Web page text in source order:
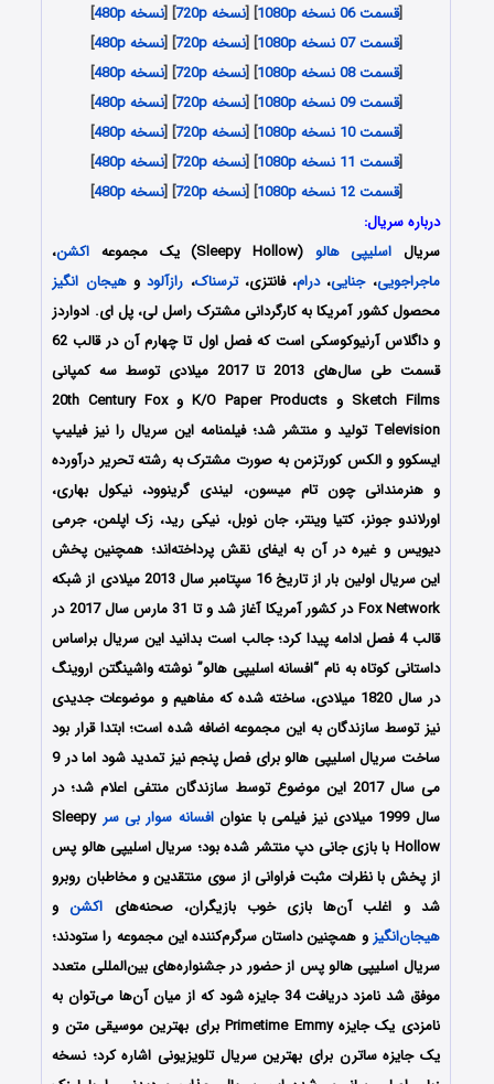
[قسمت 06 نسخه 1080p ] [نسخه 720p ] [نسخه 480p
]
[قسمت 07 نسخه 1080p ] [نسخه 720p ] [نسخه 480p
]
[قسمت 08 نسخه 1080p ] [نسخه 720p ] [نسخه 480p
]
[قسمت 09 نسخه 1080p ] [نسخه 720p ] [نسخه 480p
]
[قسمت 10 نسخه 1080p ] [نسخه 720p ] [نسخه 480p
]
[قسمت 11 نسخه 1080p ] [نسخه 720p ] [نسخه 480p
]
[قسمت 12 نسخه 1080p ] [نسخه 720p ] [نسخه 480p
]
درباره سریال:
سریال اسلیپی هالو (Sleepy Hollow) یک مجموعه اکشن،
ماجراجویی،جنایی،درام، فانتزی،ترسناک، رازآلودوهیجان انگیز
محصول کشور آمریکا به کارگردانی مشترک راسل لی، پل ای. ادواردز
و داگلاس آرنیوکوسکی است که فصل اول تا چهارم آن در قالب 62
قسمت طی سال‌های 2013 تا 2017 میلادی توسط سه کمپانی
Sketch Films و K/O Paper Products و 20th Century Fox
Television تولید و منتشر شد؛ فیلمنامه این سریال را نیز فیلیپ
ایسکوو و الکس کورتزمن به صورت مشترک به رشته تحریر درآورده
و هنرمندانی چون تام میسون، لیندی گرینوود، نیکول بهاری،
اورلاندو جونز، کتیا وینتر، جان نوبل، نیکی رید، زک اپلمن، جرمی
دیویس و غیره در آن به ایفای نقش پرداخته‌اند؛ همچنین پخش
این سریال اولین بار از تاریخ 16 سپتامبر سال 2013 میلادی از شبکه
Fox Network در کشور آمریکا آغاز شد و تا 31 مارس سال 2017 در
قالب 4 فصل ادامه پیدا کرد؛ جالب است بدانید این سریال براساس
داستانی کوتاه به نام “افسانه اسلیپی هالو” نوشته واشینگتن اروینگ
در سال 1820 میلادی، ساخته شده که مفاهیم و موضوعات جدیدی
نیز توسط سازندگان به این مجموعه اضافه شده است؛ ابتدا قرار بود
ساخت سریال اسلیپی هالو برای فصل پنجم نیز تمدید شود اما در 9
می سال 2017 این موضوع توسط سازندگان منتفی اعلام شد؛ در
سال 1999 میلادی نیز فیلمی با عنوان
افسانه سوار بی سر Sleepy
Hollow با بازی جانی دپ منتشر شده بود؛ سریال اسلیپی هالو پس
از پخش با نظرات مثبت فراوانی از سوی منتقدین و مخاطبان روبرو
شد و اغلب آن‌ها بازی خوب بازیگران، صحنه‌های اکشنو
هیجان‌انگیز و همچنین داستان سرگرم‌کننده این مجموعه را ستودند؛
سریال اسلیپی هالو پس از حضور در جشنواره‌های بین‌المللی متعدد
موفق شد نامزد دریافت 34 جایزه شود که از میان آن‌ها می‌توان به
نامزدی یک جایزهPrimetime Emmyبرای بهترین موسیقی متن و
یک جایزه ساترن برای بهترین سریال تلویزیونی اشاره کرد؛ نسخه